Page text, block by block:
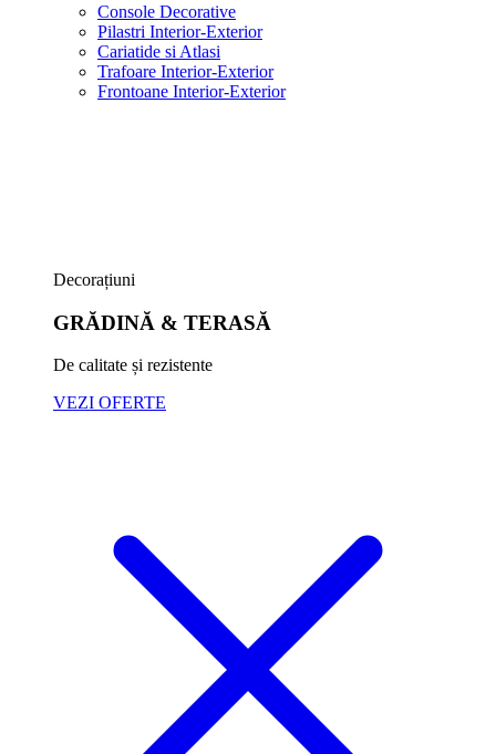
Console Decorative
Pilastri Interior-Exterior
Cariatide si Atlasi
Trafoare Interior-Exterior
Frontoane Interior-Exterior
Decorațiuni
GRĂDINĂ & TERASĂ
De calitate și rezistente
VEZI OFERTE